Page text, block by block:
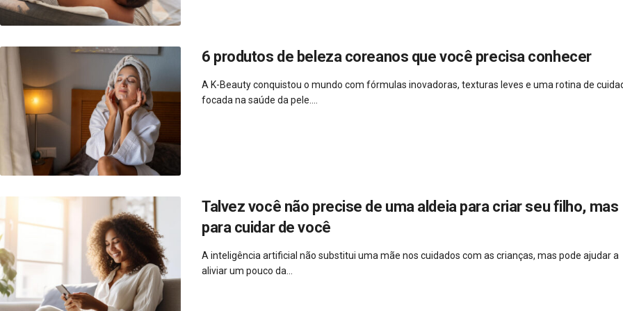
6 produtos de beleza coreanos que você precisa conhecer
A K-Beauty conquistou o mundo com fórmulas inovadoras, texturas leves e uma rotina de
focada na saúde da pele....
Talvez você não precise de uma aldeia para criar seu filho, mas
para cuidar de você
A inteligência artificial não substitui uma mãe nos cuidados com as crianças, mas pode ajudar a
aliviar um pouco da...